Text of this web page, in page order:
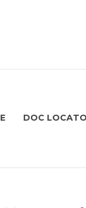
DOC